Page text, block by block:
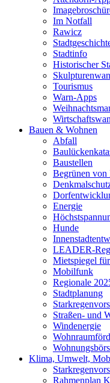
Im Notfall
Rawicz
Stadtinfo
Historischer
Tourismus
Warn-Apps
Bauen & Wohnen
Abfall
Baustellen
Begrünen von
Energie
Hunde
LEADER-
Mietspiegel
Mobilfunk
Regionale
Stadtplanung
Straßen- und
Windenergie
Klima, Umwelt,
Rahmenplan